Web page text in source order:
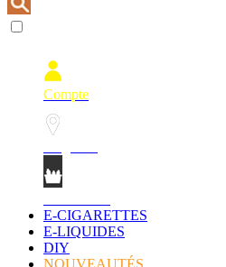
Compte
E-CIGARETTES
E-LIQUIDES
DIY
NOUVEAUTÉS